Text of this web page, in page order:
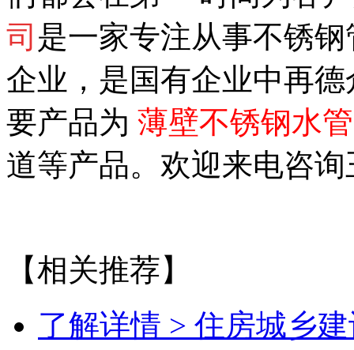
司 是一家专注从事不锈
企业，是国有企业中再
要产品为 薄壁不锈钢水管
道等产品。欢迎来电咨询
【相关推荐】
了解详情 > 住房城乡